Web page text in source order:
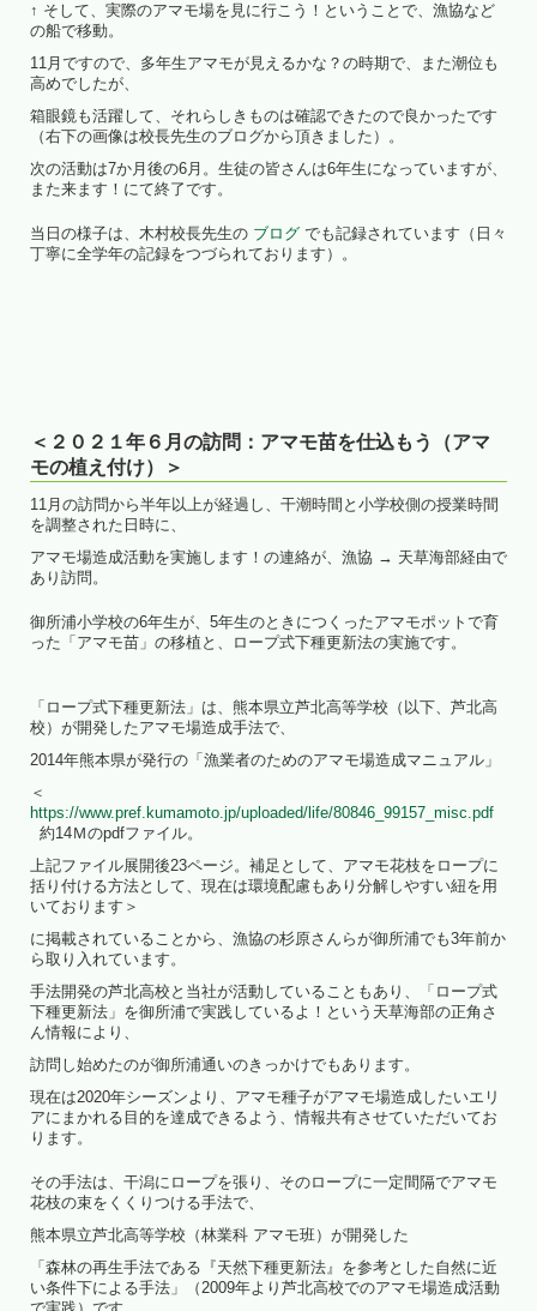
↑ そして、実際のアマモ場を見に行こう！ということで、漁協など
の船で移動。
11月ですので、多年生アマモが見えるかな？の時期で、また潮位も
高めでしたが、
箱眼鏡も活躍して、それらしきものは確認できたので良かったです
（右下の画像は校長先生のブログから頂きました）。
次の活動は7か月後の6月。生徒の皆さんは6年生になっていますが、
また来ます！にて終了です。
当日の様子は、木村校長先生の ブログ でも記録されています（日々
丁寧に全学年の記録をつづられております）。
＜２０２１年６月の訪問：アマモ苗を仕込もう（アマ
モの植え付け）＞
11月の訪問から半年以上が経過し、干潮時間と小学校側の授業時間
を調整された日時に、
アマモ場造成活動を実施します！の連絡が、漁協 → 天草海部経由で
あり訪問。
御所浦小学校の6年生が、5年生のときにつくったアマモポットで育
った「アマモ苗」の移植と、ロープ式下種更新法の実施です。
「ロープ式下種更新法」は、熊本県立芦北高等学校（以下、芦北高
校）が開発したアマモ場造成手法で、
2014年熊本県が発行の「漁業者のためのアマモ場造成マニュアル」
＜
https://www.pref.kumamoto.jp/uploaded/life/80846_99157_misc.pdf
約14Ｍのpdfファイル。
上記ファイル展開後23ページ。補足として、アマモ花枝をロープに
括り付ける方法として、現在は環境配慮もあり分解しやすい紐を用
いております＞
に掲載されていることから、漁協の杉原さんらが御所浦でも3年前か
ら取り入れています。
手法開発の芦北高校と当社が活動していることもあり、「ロープ式
下種更新法」を御所浦で実践しているよ！という天草海部の正角さ
ん情報により、
訪問し始めたのが御所浦通いのきっかけでもあります。
現在は2020年シーズンより、アマモ種子がアマモ場造成したいエリ
アにまかれる目的を達成できるよう、情報共有させていただいてお
ります。
その手法は、干潟にロープを張り、そのロープに一定間隔でアマモ
花枝の束をくくりつける手法で、
熊本県立芦北高等学校（林業科 アマモ班）が開発した
「森林の再生手法である『天然下種更新法』を参考とした自然に近
い条件下による手法」（2009年より芦北高校でのアマモ場造成活動